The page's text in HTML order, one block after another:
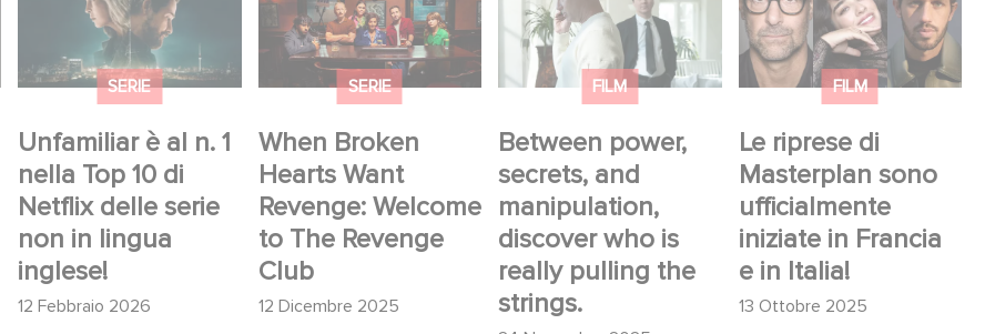
SERIE
Unfamiliar è al n. 1
nella Top 10 di
Netflix delle serie
non in lingua
inglese!
12 Febbraio 2026
nella Top 10 di Netflix
delle serie non in
lingua inglese!
SERIE
When Broken
Hearts Want
Revenge: Welcome
to The Revenge
Club
12 Dicembre 2025
Want Revenge:
Welcome to The
Revenge Club
FILM
Between power,
secrets, and
manipulation,
discover who is
really pulling the
strings.
secrets, and
manipulation, discover
who is really pulling
FILM
Le riprese di
Masterplan sono
ufficialmente
iniziate in Francia
e in Italia!
13 Ottobre 2025
Masterplan sono
ufficialmente iniziate in
Francia e in Italia!